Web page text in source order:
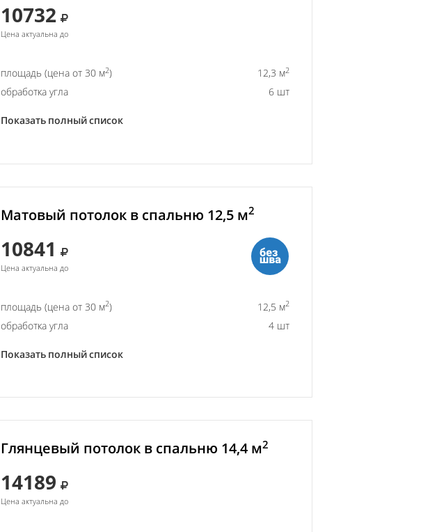
10732
Цена актуальна до
площадь (цена от 30 м2) 12,3 м2
обработка угла 6 шт
Показать полный список
Матовый потолок в спальню 12,5 м2
10841
Цена актуальна до
площадь (цена от 30 м2) 12,5 м2
обработка угла 4 шт
Показать полный список
Глянцевый потолок в спальню 14,4 м2
14189
Цена актуальна до